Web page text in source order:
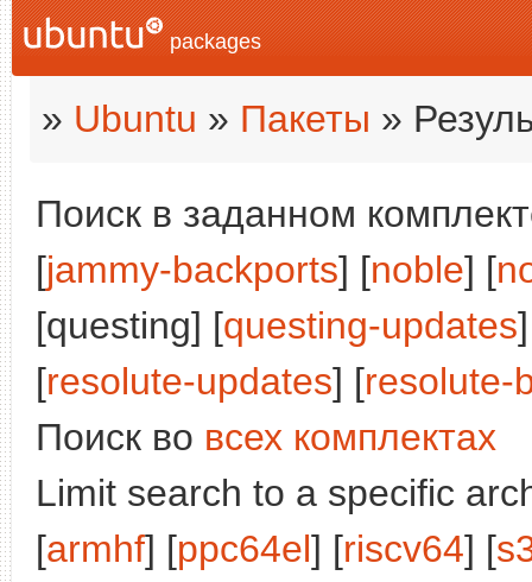
packages
» Ubuntu » Пакеты »
Поиск в заданном
[jammy-backports] [noble] [
[questing] [questing-updates
[resolute-updates] [resolute-
Поиск во всех комплектах
Limit search to a specific
[armhf] [ppc64el] [riscv64] [